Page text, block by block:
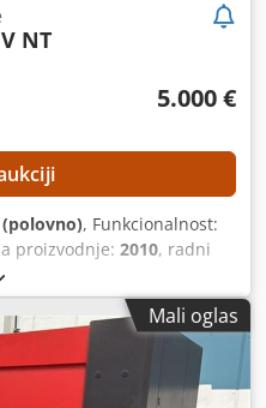
NT
5.000 €
, Funkcionalnost:
proizvodnje: 2010, radni
12 mm, debljina lima od
, maks. debljina
pomeranja ose X:
, radni hod Z-ose:
prodaja po
Mali oglas